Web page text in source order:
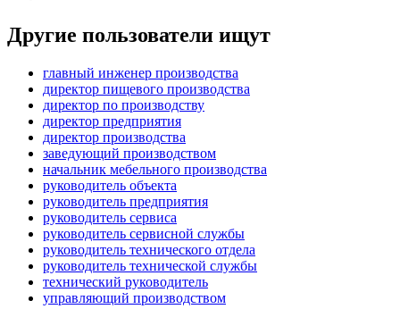
Другие пользователи ищут
главный инженер производства
директор пищевого производства
директор по производству
директор предприятия
директор производства
заведующий производством
начальник мебельного производства
руководитель объекта
руководитель предприятия
руководитель сервиса
руководитель сервисной службы
руководитель технического отдела
руководитель технической службы
технический руководитель
управляющий производством